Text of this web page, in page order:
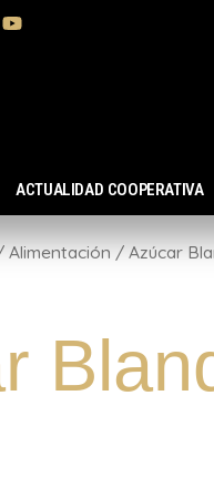
ACTUALIDAD COOPERATIVA
Alimentación / Azúcar